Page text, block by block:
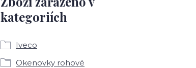
kategoriích
Iveco
Okenovky rohové